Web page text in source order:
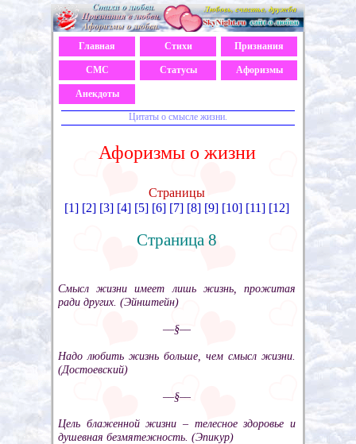
Главная Стихи Признания
СМС Статусы Афоризмы
Анекдоты
Цитаты о смысле жизни.
Афоризмы о жизни
Страницы
[1] [2] [3] [4] [5] [6] [7] [8] [9] [10] [11] [12]
Страница 8
Смысл жизни имеет лишь жизнь, прожитая
ради других. (Эйнштейн)
––§––
Надо любить жизнь больше, чем смысл жизни.
(Достоевский)
––§––
Цель блаженной жизни – телесное здоровье и
душевная безмятежность. (Эпикур)